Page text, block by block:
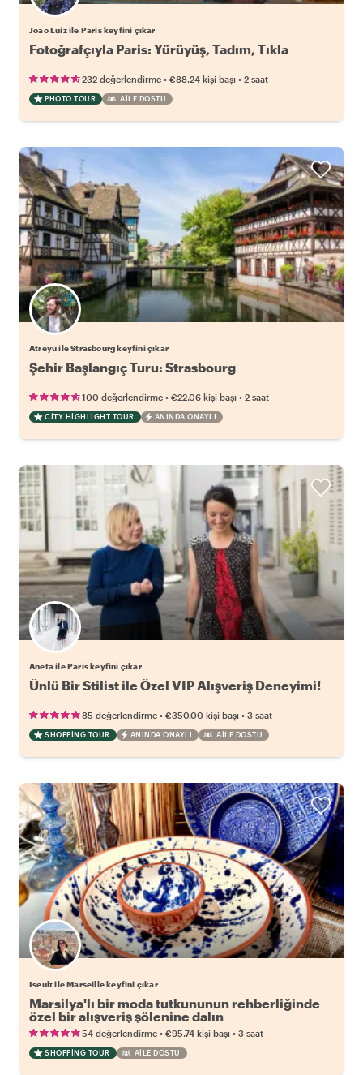
Joao Luiz ile Paris keyfini çıkar
Fotoğrafçıyla Paris: Yürüyüş, Tadım, Tıkla
232 değerlendirme • €88.24 kişi başı • 2 saat
PHOTO TOUR AILE DOSTU
Atreyu ile Strasbourg keyfini çıkar
Şehir Başlangıç Turu: Strasbourg
100 değerlendirme • €22.06 kişi başı • 2 saat
CITY HIGHLIGHT TOUR ANINDA ONAYLI
Aneta ile Paris keyfini çıkar
Ünlü Bir Stilist ile Özel VIP Alışveriş Deneyimi!
85 değerlendirme • €350.00 kişi başı • 3 saat
SHOPPING TOUR ANINDA ONAYLI AILE DOSTU
Iseult ile Marseille keyfini çıkar
Marsilya'lı bir moda tutkununun rehberliğinde
özel bir alışveriş şölenine dalın
54 değerlendirme • €95.74 kişi başı • 3 saat
SHOPPING TOUR AILE DOSTU